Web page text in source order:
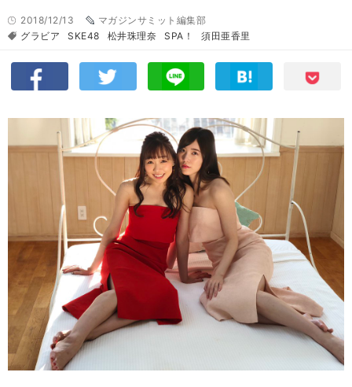
2018/12/13
マガジンサミット編集部
グラビア
SKE48 松井珠理奈 SPA！ 須田亜香里